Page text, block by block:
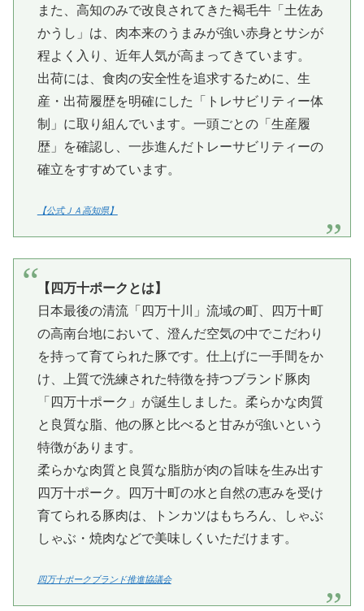
また、高知のみで改良されてきた褐毛牛「土佐あ
かうし」は、肉本来のうまみが強い赤身とサシが
程よく入り、近年人気が高まってきています。
出荷には、食肉の安全性を追求するために、生
産・出荷履歴を明確にした「トレサビリティー体
制」に取り組んでいます。一頭ごとの「生産履
歴」を確認し、一歩進んだトレーサビリティーの
確立をすすめています。
【公式ＪＡ高知県】
【四万十ポークとは】
日本最後の清流「四万十川」流域の町、四万十町
の高南台地において、澄んだ空気の中でこだわり
を持って育てられた豚です。仕上げに一手間をか
け、上質で洗練された特徴を持つブランド豚肉
「四万十ポーク」が誕生しました。柔らかな肉質
と良質な脂、他の豚と比べると甘みが強いという
特徴があります。
柔らかな肉質と良質な脂肪が肉の旨味を生み出す
四万十ポーク。四万十町の水と自然の恵みを受け
育てられる豚肉は、トンカツはもちろん、しゃぶ
しゃぶ・焼肉などで美味しくいただけます。
四万十ポークブランド推進協議会